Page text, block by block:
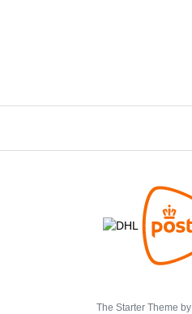
The Starter Theme by